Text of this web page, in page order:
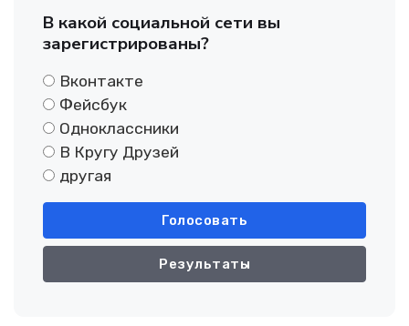
В какой социальной сети вы
зарегистрированы?
Вконтакте
Фейсбук
Одноклассники
В Кругу Друзей
другая
Голосовать
Результаты